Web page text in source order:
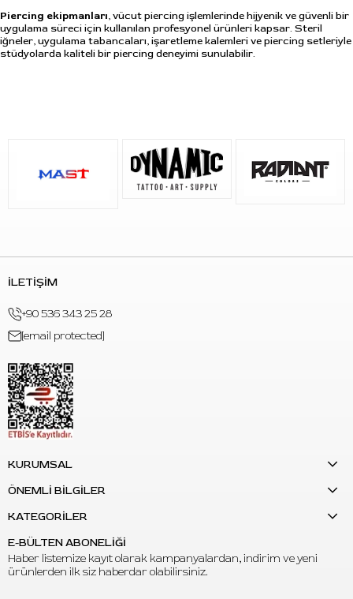
Piercing ekipmanları, vücut piercing işlemlerinde hijyenik ve güvenli bir
uygulama süreci için kullanılan profesyonel ürünleri kapsar. Steril
iğneler, uygulama tabancaları, işaretleme kalemleri ve piercing setleriyle
stüdyolarda kaliteli bir piercing deneyimi sunulabilir.
İLETİŞİM
+90 536 343 25 28
[email protected]
KURUMSAL
ÖNEMLİ BİLGİLER
KATEGORİLER
E-BÜLTEN ABONELİĞİ
Haber listemize kayıt olarak kampanyalardan, indirim ve yeni
ürünlerden ilk siz haberdar olabilirsiniz.